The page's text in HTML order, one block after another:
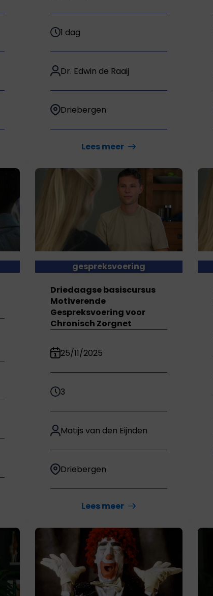
1 dag
Dr. Edwin de Raaij
Driebergen
Lees meer
gespreksvoering
Driedaagse basiscursus
Motiverende
Gespreksvoering voor
Chronisch Zorgnet
25/11/2025
3
Matijs van den Eijnden
Driebergen
Lees meer